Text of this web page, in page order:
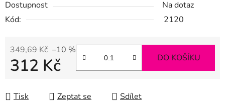
Dostupnost
Na dotaz
Kód:
2120
349,69 Kč –10 %
312 Kč DO KOŠÍKU
Tisk Zeptat se Sdílet